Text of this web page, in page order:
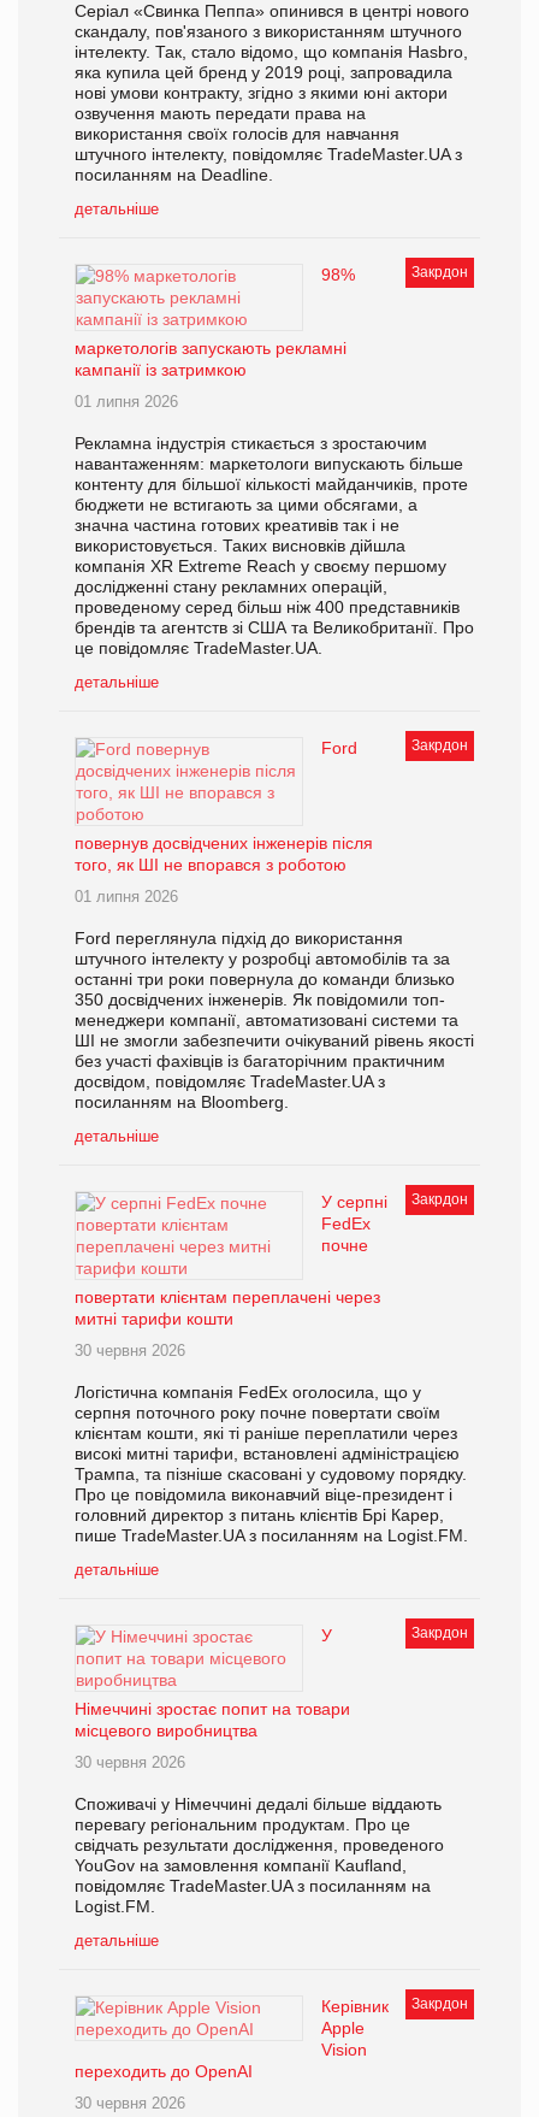
Серіал «Свинка Пеппа» опинився в центрі нового
скандалу, пов'язаного з використанням штучного
інтелекту. Так, стало відомо, що компанія Hasbro,
яка купила цей бренд у 2019 році, запровадила
нові умови контракту, згідно з якими юні актори
озвучення мають передати права на
використання своїх голосів для навчання
штучного інтелекту, повідомляє TradeMaster.UA з
посиланням на Deadline.
детальніше
Закрдон
98%
маркетологів запускають рекламні
кампанії із затримкою
01 липня 2026
Рекламна індустрія стикається з зростаючим
навантаженням: маркетологи випускають більше
контенту для більшої кількості майданчиків, проте
бюджети не встигають за цими обсягами, а
значна частина готових креативів так і не
використовується. Таких висновків дійшла
компанія XR Extreme Reach у своєму першому
дослідженні стану рекламних операцій,
проведеному серед більш ніж 400 представників
брендів та агентств зі США та Великобританії. Про
це повідомляє TradeMaster.UA.
детальніше
Закрдон
Ford
повернув досвідчених інженерів після
того, як ШІ не впорався з роботою
01 липня 2026
Ford переглянула підхід до використання
штучного інтелекту у розробці автомобілів та за
останні три роки повернула до команди близько
350 досвідчених інженерів. Як повідомили топ-
менеджери компанії, автоматизовані системи та
ШІ не змогли забезпечити очікуваний рівень якості
без участі фахівців із багаторічним практичним
досвідом, повідомляє TradeMaster.UA з
посиланням на Bloomberg.
детальніше
Закрдон
У серпні
FedEx
почне
повертати клієнтам переплачені через
митні тарифи кошти
30 червня 2026
Логістична компанія FedEx оголосила, що у
серпня поточного року почне повертати своїм
клієнтам кошти, які ті раніше переплатили через
високі митні тарифи, встановлені адміністрацією
Трампа, та пізніше скасовані у судовому порядку.
Про це повідомила виконавчий віце-президент і
головний директор з питань клієнтів Брі Карер,
пише TradeMaster.UA з посиланням на Logist.FM.
детальніше
Закрдон
У
Німеччині зростає попит на товари
місцевого виробництва
30 червня 2026
Споживачі у Німеччині дедалі більше віддають
перевагу регіональним продуктам. Про це
свідчать результати дослідження, проведеного
YouGov на замовлення компанії Kaufland,
повідомляє TradeMaster.UA з посиланням на
Logist.FM.
детальніше
Закрдон
Керівник
Apple
Vision
переходить до OpenAI
30 червня 2026